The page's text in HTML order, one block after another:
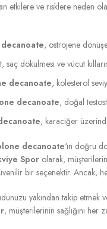
etkilere ve risklere neden
, östrojene
saç dökülmesi ve vücut
decanoate, kolesterol
decanoate, doğal
, karaciğer
decanoate‘ın doğru
Spor olarak,
bir seçenektir. Ancak,
yakından takip
, müşterilerinin sağlığını her